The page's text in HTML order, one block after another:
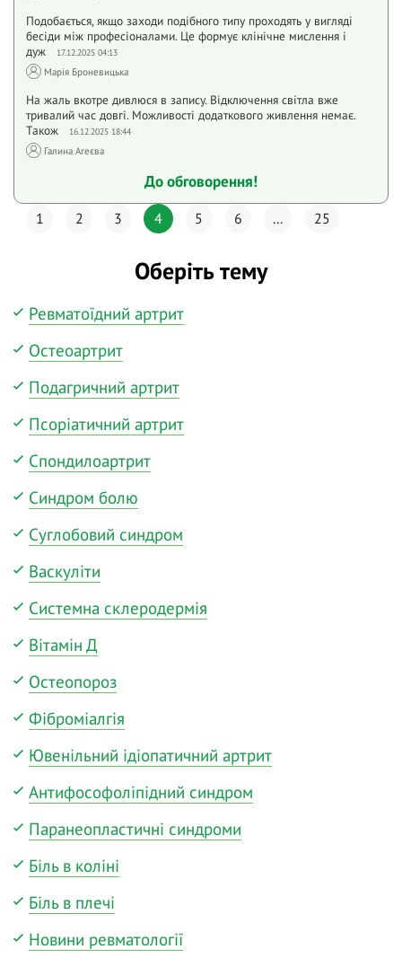
Подобається, якщо заходи подібного типу проходять у вигляді
бесіди між професіоналами. Це формує клінічне мислення і
дуж
17.12.2025 04:13
Марія Броневицька
На жаль вкотре дивлюся в запису. Відключення світла вже
тривалий час довгі. Можливості додаткового живлення немає.
Також
16.12.2025 18:44
Галина Агеєва
До обговорення!
1 2 3 4 5 6 ... 25
Оберіть тему
Ревматоїдний артрит
Остеоартрит
Подагричний артрит
Псоріатичний артрит
Спондилоартрит
Синдром болю
Суглобовий синдром
Васкуліти
Системна склеродермія
Вітамін Д
Остеопороз
Фіброміалгія
Ювенільний ідіопатичний артрит
Антифософоліпідний синдром
Паранеопластичні синдроми
Біль в коліні
Біль в плечі
Новини ревматології